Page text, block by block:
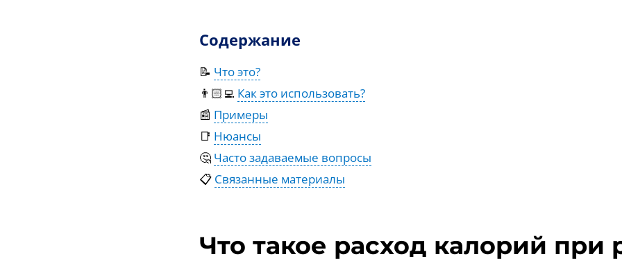
Содержание
📝 Что это?
👨🏻‍💻 Как это использовать?
📰 Примеры
📑 Нюансы
🤔 Часто задаваемые вопросы
📋 Связанные материалы
Что такое расход калорий при